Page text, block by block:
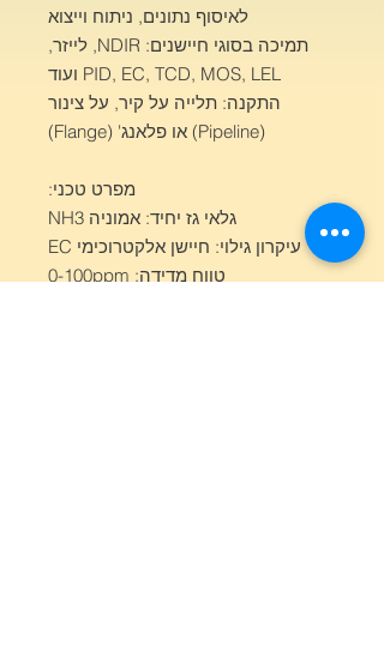
לאיסוף נתונים, ניתוח וייצוא
תמיכה בסוגי חיישנים: NDIR, לייזר,
PID, EC, TCD, MOS, LEL ועוד
התקנה: תלייה על קיר, על צינור
(Pipeline) או פלאנג' (Flange)
מפרט טכני:
גלאי גז יחיד: אמוניה NH3
עיקרון גילוי: חיישן אלקטרוכימי EC
טווח מדידה: 0-100ppm